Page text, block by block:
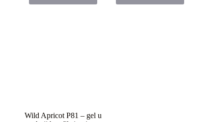
Wild Apricot P81 – gel u